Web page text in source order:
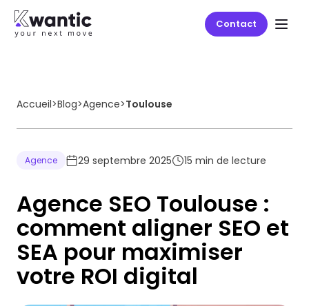
Contact
Accueil>Blog>Agence>Toulouse
Agence 29 septembre 2025 15 min de lecture
Agence SEO Toulouse :
comment aligner SEO et
SEA pour maximiser
votre ROI digital